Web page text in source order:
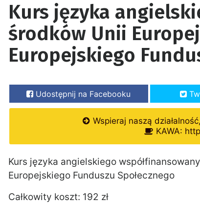
Kurs języka
środków Unii
Europejskiego
Udostępnij na Facebooku
Wspieraj naszą
KAWA:
Kurs języka angielskiego
Europejskiego Funduszu Społecznego
Całkowity koszt: 192 zł